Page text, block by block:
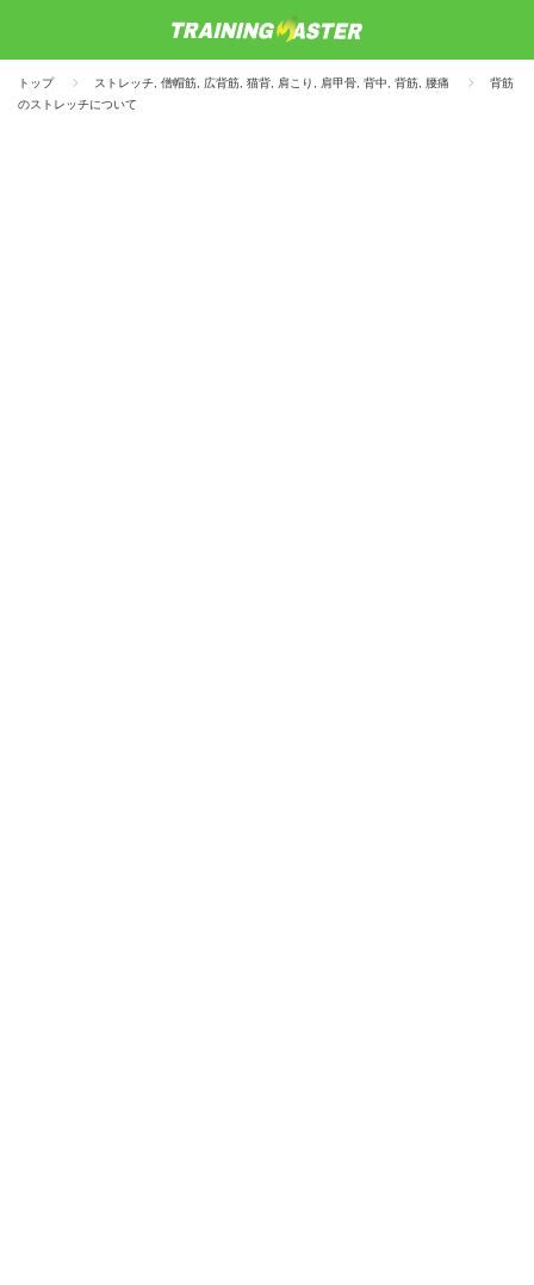
トップ ストレッチ 僧帽筋 広背筋 猫背 肩こり 肩甲骨 背中 背筋 腰痛
背筋
のストレッチについて